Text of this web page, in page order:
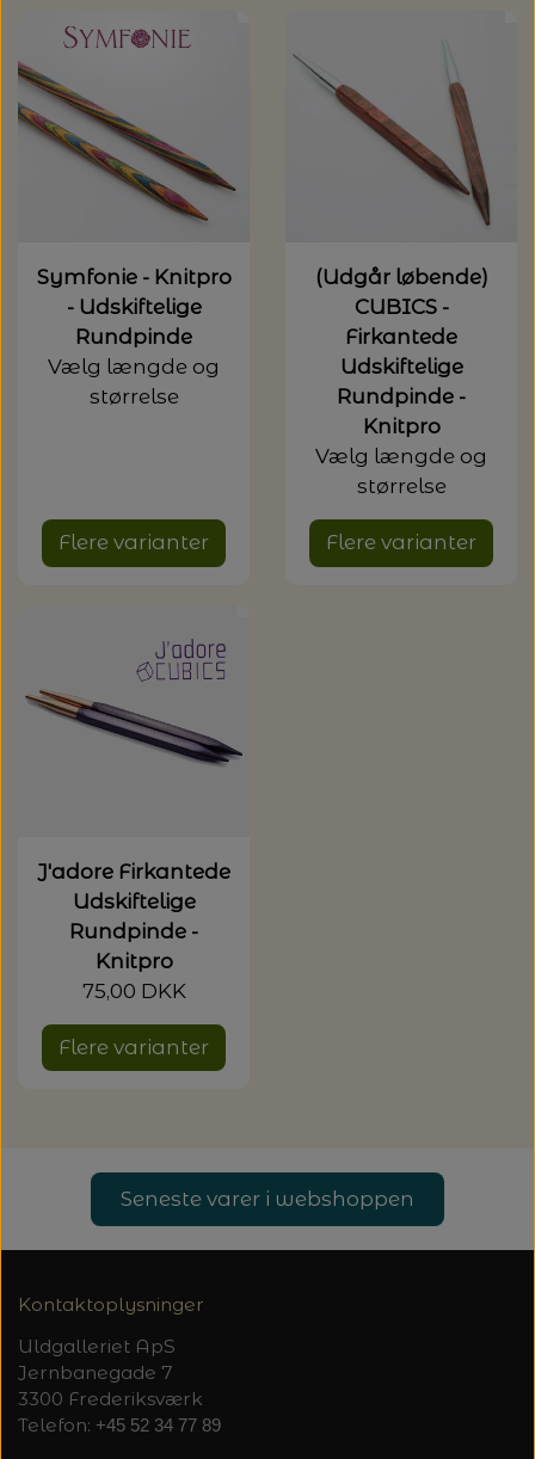
Symfonie - Knitpro
- Udskiftelige
Rundpinde
Vælg længde og
størrelse
Flere varianter
(Udgår løbende)
CUBICS -
Firkantede
Udskiftelige
Rundpinde -
Knitpro
Vælg længde og
størrelse
Flere varianter
J'adore Firkantede
Udskiftelige
Rundpinde -
Knitpro
75,00 DKK
Flere varianter
Seneste varer i webshoppen
Kontaktoplysninger
Uldgalleriet ApS
Jernbanegade 7
3300 Frederiksværk
Telefon: +45 52 34 77 89